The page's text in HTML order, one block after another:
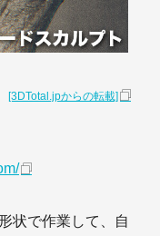
[3DTotal.jpからの転載]
状で作業して、自